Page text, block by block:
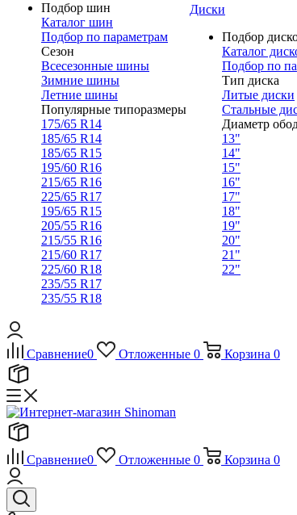
Подбор шин
Каталог шин
Подбор по параметрам
Сезон
Всесезонные шины
Зимние шины
Летние шины
Популярные типоразмеры
175/65 R14
185/65 R14
185/65 R15
195/60 R16
215/65 R16
225/65 R17
195/65 R15
205/55 R16
215/55 R16
215/60 R17
225/60 R18
235/55 R17
235/55 R18
Диски
Подбор
Каталог
Подбор по
Тип диска
Литые диски
Стальные
Диаметр
13"
14"
15"
16"
17"
18"
19"
20"
21"
22"
Сравнение0 Отложенные 0 Корзина 0
Сравнение0 Отложенные 0 Корзина 0